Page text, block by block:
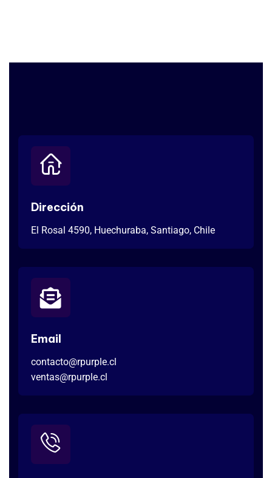
Dirección
El Rosal 4590, Huechuraba, Santiago, Chile
Email
contacto@rpurple.cl
ventas@rpurple.cl